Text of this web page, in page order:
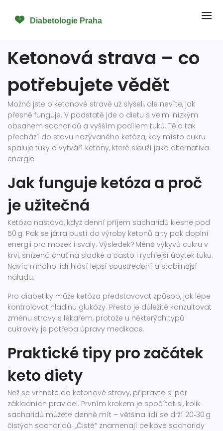
Ketonová strava – co
potřebujete vědět
Možná jste o ketonové stravě už slyšeli, ale nevíte, jak
přesně funguje. V podstatě jde o dietu s velmi nízkým
obsahem sacharidů a vyšším podílem tuků. Tělo tak
přechází do stavu nazývaného ketóza, kdy místo cukru
spaluje tuky a vytváří ketony, které slouží jako alternativa
energie.
Jak funguje ketóza a proč
je užitečná
Ketóza nastává, když denní příjem sacharidů klesne pod
50 g. Pak se játra pustí do výroby ketonů a ty pak doplní
energii pro mozek i svaly. Výsledek? Méně výkyvů cukru v
krvi, snížená chuť na sladké a často i rychlejší úbytek tuku.
Navíc mnoho lidí hlásí lepší soustředění a stabilnější
náladu.
Pro diabetiky může ketóza představovat způsob, jak lépe
kontrolovat hladinu glukózy. Přesto je důležité konzultovat
změnu stravy s lékařem, protože u některých typů
cukrovky je potřeba úpravy medikace.
Praktické tipy pro začátek
keto diety
Než se vrhnete do ketonové stravy, připravte si pár
základních pravidel. Prvním krokem je spočítat si, kolik
sacharidů můžete denně mít – většina lidí se drží 20‑30 g
čistých sacharidů. „Čisté“ znamenají celkové sacharidy